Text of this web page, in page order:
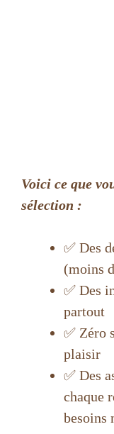
Voici ce que
sélection :
✅ Des
(moins
✅ Des
partout
✅ Zéro
plaisir
✅ Des
chaque
besoins